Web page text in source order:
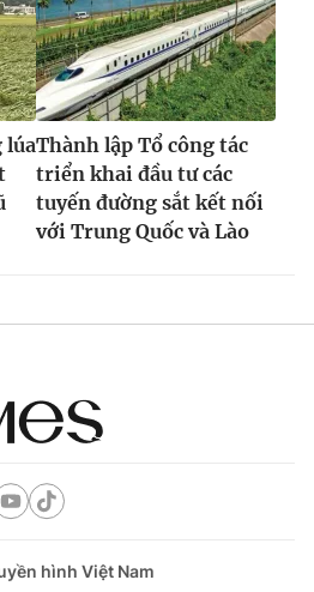
lúaThành lập Tổ công tác
triển khai đầu tư các
tuyến đường sắt kết nối
với Trung Quốc và Lào
hình Việt Nam